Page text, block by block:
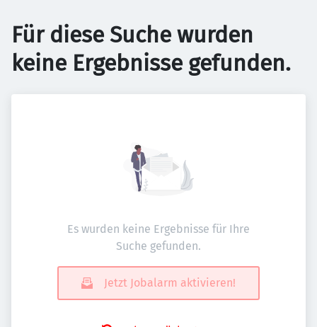
Für diese Suche wurden
keine Ergebnisse gefunden.
Es wurden keine Ergebnisse für Ihre
Suche gefunden.
Jetzt Jobalarm aktivieren!